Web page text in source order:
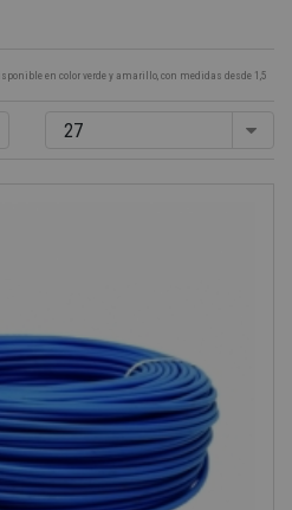
en color verde y amarillo, con medidas desde 1,5
27